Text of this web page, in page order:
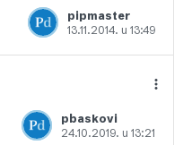
pipmaster
13.11.2014. u 13:49
Dodajte u favorite
pbaskovi
24.10.2019. u 13:21
Dodajte u favorite